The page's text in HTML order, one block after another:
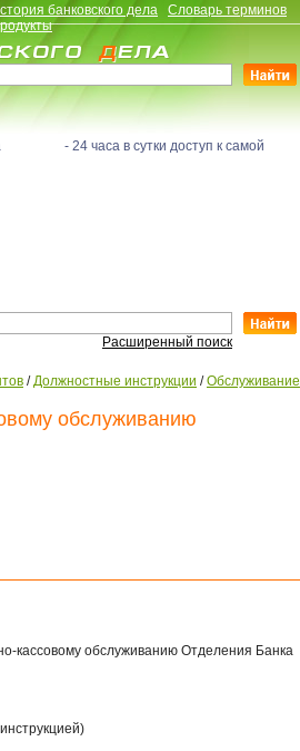
банковского дела
Словарь терминов
- 24 часа в сутки доступ к самой
Расширенный поиск
/Должностные инструкции /Обслуживание
обслуживанию
кассовому обслуживанию Отделения Банка